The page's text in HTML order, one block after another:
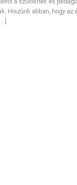
Hiszünk abban, hogy